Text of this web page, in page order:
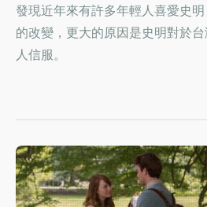
發現近年來有許多年輕人喜愛史
的改變，更大的原因是史明對於
人信服。